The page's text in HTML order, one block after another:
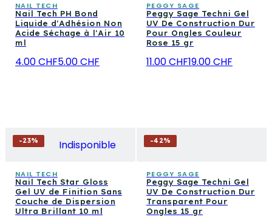
NAIL TECH
Nail Tech PH Bond
Liquide d'Adhésion Non
Acide Séchage à l'Air 10
ml
4.00 CHF5.00 CHF
PEGGY SAGE
Peggy Sage Techni Gel
UV De Construction Dur
Pour Ongles Couleur
Rose 15 gr
11.00 CHF19.00 CHF
-23% Indisponible
NAIL TECH
Nail Tech Star Gloss
Gel UV de Finition Sans
Couche de Dispersion
Ultra Brillant 10 ml
-42%
PEGGY SAGE
Peggy Sage Techni Gel
UV De Construction Dur
Transparent Pour
Ongles 15 gr